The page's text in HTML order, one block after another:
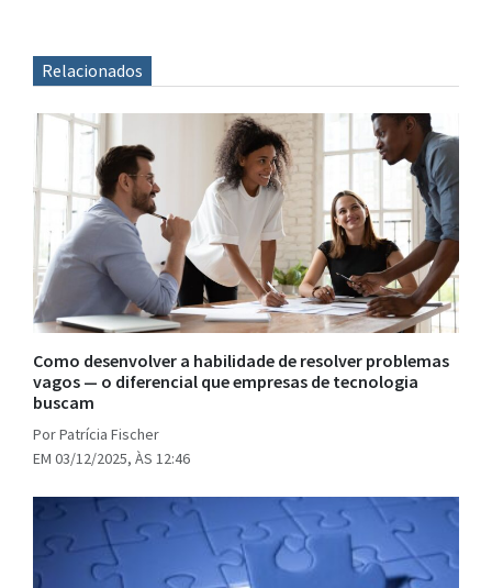
Relacionados
Como desenvolver a habilidade de resolver problemas
vagos — o diferencial que empresas de tecnologia
buscam
Por Patrícia Fischer
EM 03/12/2025, ÀS 12:46